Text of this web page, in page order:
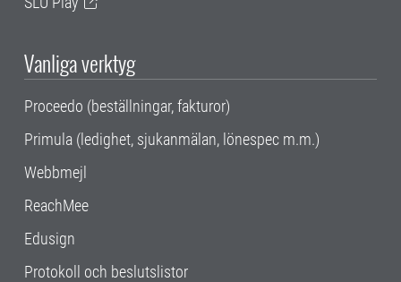
Vanliga verktyg
Proceedo (beställningar, fakturor)
Primula (ledighet, sjukanmälan, lönespec m.m.)
Webbmejl
ReachMee
Edusign
Protokoll och beslutslistor